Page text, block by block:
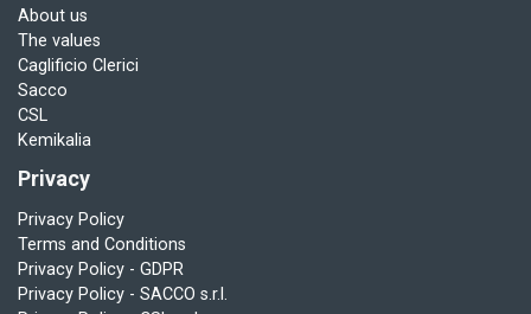
About us
The values
Caglificio Clerici
Sacco
CSL
Kemikalia
Privacy
Privacy Policy
Terms and Conditions
Privacy Policy - GDPR
Privacy Policy - SACCO s.r.l.